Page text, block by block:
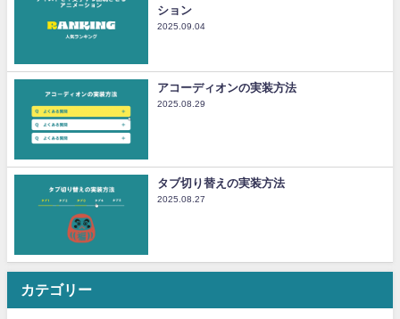
ション
2025.09.04
アコーディオンの実装方法
2025.08.29
タブ切り替えの実装方法
2025.08.27
カテゴリー